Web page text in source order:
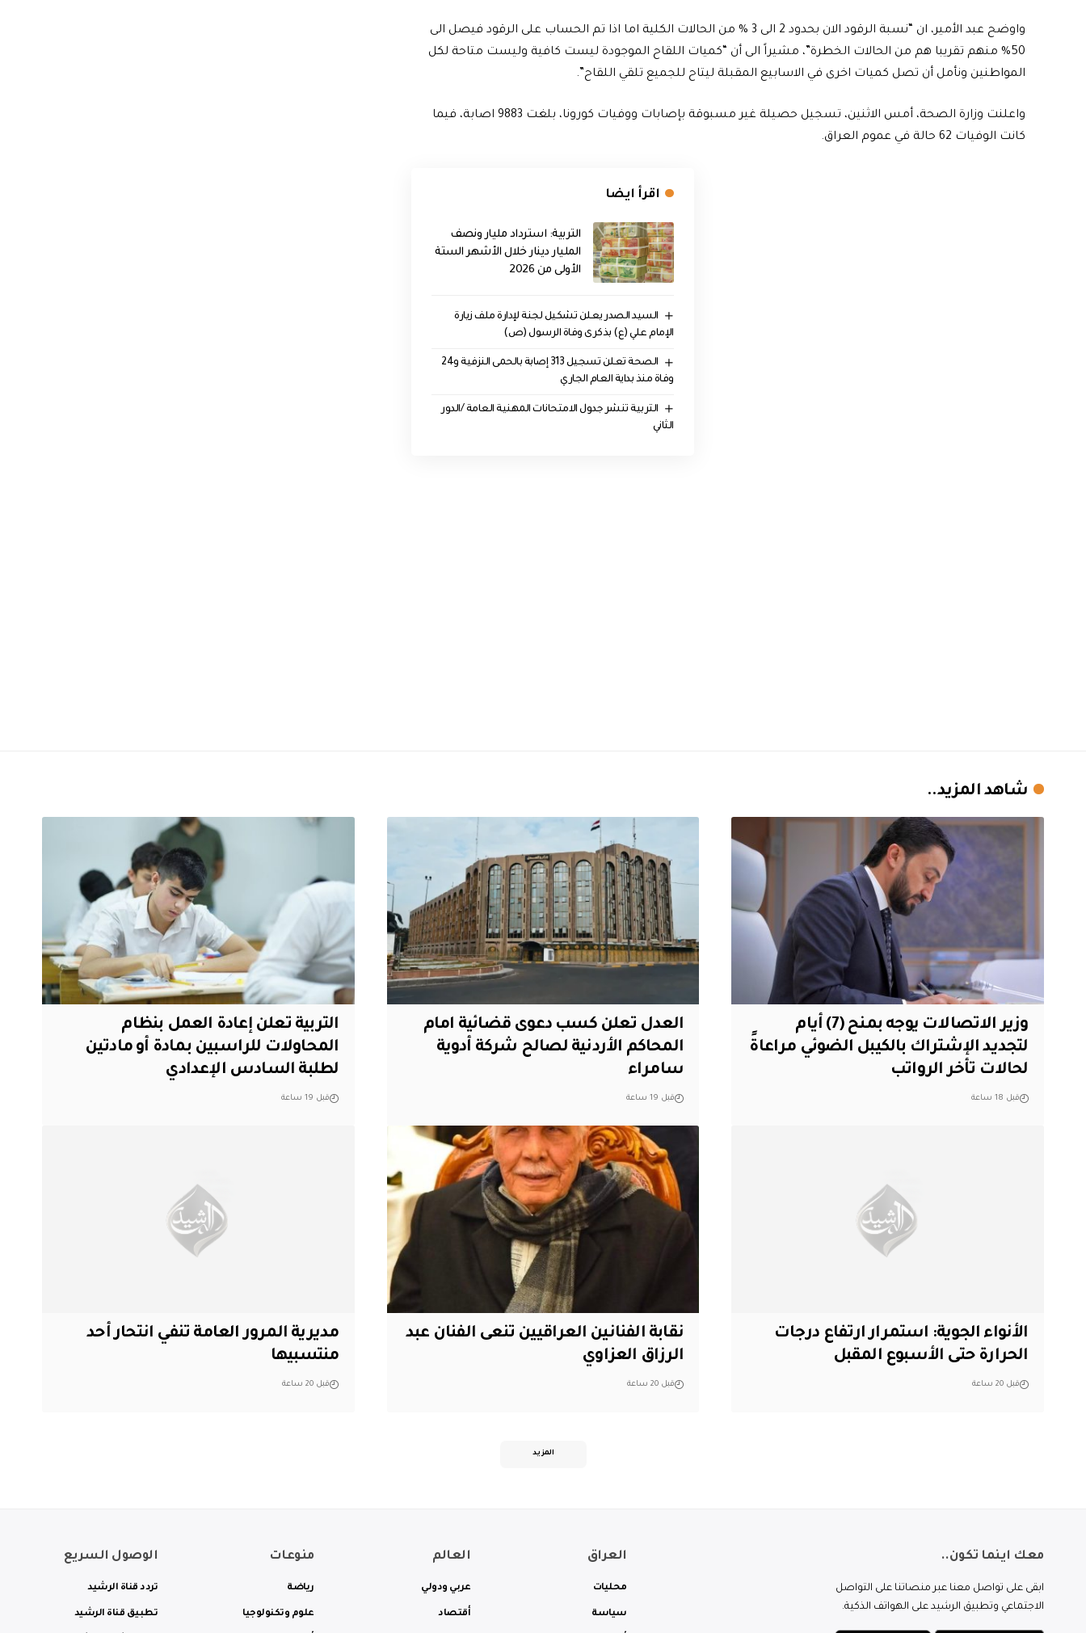
واوضح عبد الأمير، ان “نسبة الرقود الان بحدود 2 الى 3 % من الحالات الكلية اما اذا تم الحساب على الرقود فيصل الى
50% منهم تقريبا هم من الحالات الخطرة”، مشيراً الى أن “كميات اللقاح الموجودة ليست كافية وليست متاحة لكل
المواطنين ونأمل أن تصل كميات اخرى في الاسابيع المقبلة ليتاح للجميع تلقي اللقاح”.
واعلنت وزارة الصحة، أمس الاثنين، تسجيل حصيلة غير مسبوقة بإصابات ووفيات كورونا، بلغت 9883 اصابة، فيما
كانت الوفيات 62 حالة في عموم العراق.
اقرأ ايضا
التربية: استرداد مليار ونصف
المليار دينار خلال الأشهر الستة
الأولى من 2026
السيد الصدر يعلن تشكيل لجنة لإدارة ملف زيارة
الإمام علي (ع) بذكرى وفاة الرسول (ص)
الصحة تعلن تسجيل 313 إصابة بالحمى النزفية و24
وفاة منذ بداية العام الجاري
التربية تنشر جدول الامتحانات المهنية العامة /الدور
الثاني
شاهد المزيد..
وزير الاتصالات يوجه بمنح (7) أيام
لتجديد الإشتراك بالكيبل الضوئي مراعاةً
لحالات تأخر الرواتب
قبل 18 ساعة
العدل تعلن كسب دعوى قضائية امام
المحاكم الأردنية لصالح شركة أدوية
سامراء
قبل 19 ساعة
التربية تعلن إعادة العمل بنظام
المحاولات للراسبين بمادة أو مادتين
لطلبة السادس الإعدادي
قبل 19 ساعة
الأنواء الجوية: استمرار ارتفاع درجات
الحرارة حتى الأسبوع المقبل
قبل 20 ساعة
نقابة الفنانين العراقيين تنعى الفنان عبد
الرزاق العزاوي
قبل 20 ساعة
مديرية المرور العامة تنفي انتحار أحد
منتسبيها
قبل 20 ساعة
المزيد
معك اينما تكون..
ابقى على تواصل معنا عبر منصاتنا على التواصل
الاجتماعي وتطبيق الرشيد على الهواتف الذكية.
العراق
محليات
سياسة
العالم
عربي ودولي
أقتصاد
منوعات
رياضة
علوم وتكنولوجيا
الوصول السريع
تردد قناة الرشيد
تطبيق قناة الرشيد